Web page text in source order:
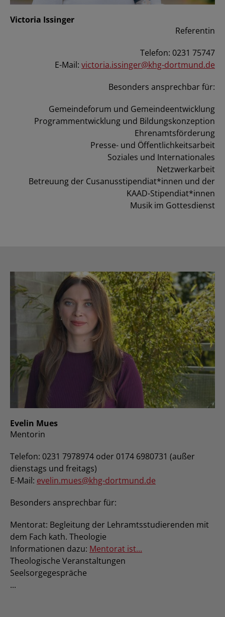
Victoria Issinger
Referentin
Telefon: 0231 75747
E-Mail: victoria.issinger@khg-dortmund.de
Besonders ansprechbar für:
Gemeindeforum und Gemeindeentwicklung
Programmentwicklung und Bildungskonzeption
Ehrenamtsförderung
Presse- und Öffentlichkeitsarbeit
Soziales und Internationales
Netzwerkarbeit
Betreuung der Cusanusstipendiat*innen und der
KAAD-Stipendiat*innen
Musik im Gottesdienst
Evelin Mues
Mentorin
Telefon: 0231 7978974 oder 0174 6980731 (außer
dienstags und freitags)
E-Mail: evelin.mues@khg-dortmund.de
Besonders ansprechbar für:
Mentorat: Begleitung der Lehramtsstudierenden mit
dem Fach kath. Theologie
Informationen dazu: Mentorat ist...
Theologische Veranstaltungen
Seelsorgegespräche
...